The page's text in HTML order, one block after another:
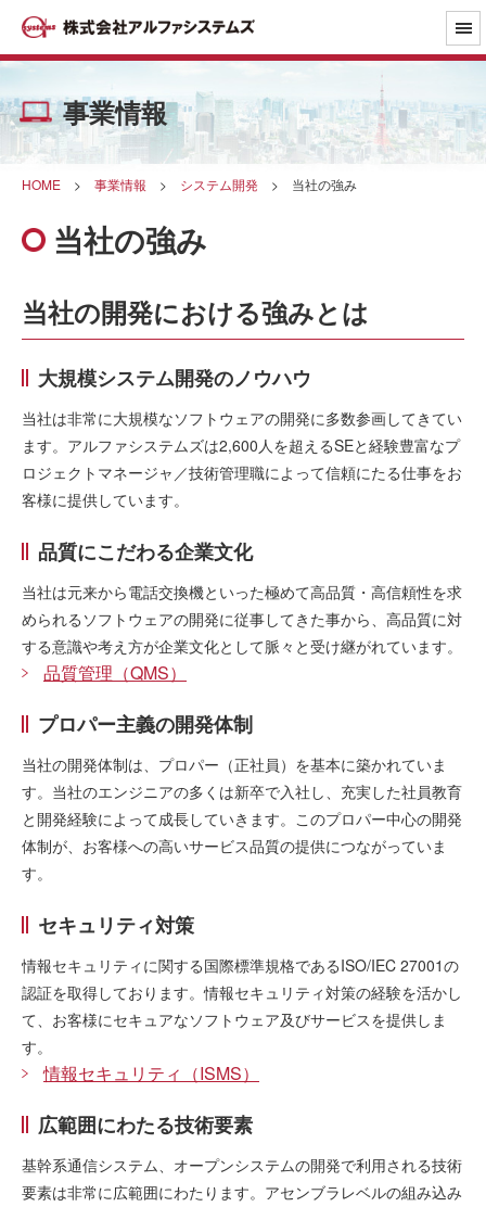
事業情報
HOME > 事業情報 > システム開発 > 当社の強み
当社の強み
当社の開発における強みとは
大規模システム開発のノウハウ
当社は非常に大規模なソフトウェアの開発に多数参画してきてい
ます。アルファシステムズは2,600人を超えるSEと経験豊富なプ
ロジェクトマネージャ／技術管理職によって信頼にたる仕事をお
客様に提供しています。
品質にこだわる企業文化
当社は元来から電話交換機といった極めて高品質・高信頼性を求
められるソフトウェアの開発に従事してきた事から、高品質に対
する意識や考え方が企業文化として脈々と受け継がれています。
品質管理（QMS）
プロパー主義の開発体制
当社の開発体制は、プロパー（正社員）を基本に築かれていま
す。当社のエンジニアの多くは新卒で入社し、充実した社員教育
と開発経験によって成長していきます。このプロパー中心の開発
体制が、お客様への高いサービス品質の提供につながっていま
す。
セキュリティ対策
情報セキュリティに関する国際標準規格であるISO/IEC 27001の
認証を取得しております。情報セキュリティ対策の経験を活かし
て、お客様にセキュアなソフトウェア及びサービスを提供しま
す。
情報セキュリティ（ISMS）
広範囲にわたる技術要素
基幹系通信システム、オープンシステムの開発で利用される技術
要素は非常に広範囲にわたります。アセンブラレベルの組み込み